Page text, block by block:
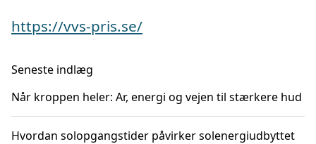
https://vvs-pris.se/
Seneste indlæg
Når kroppen heler: Ar, energi og vejen til stærkere hud
Hvordan solopgangstider påvirker solenergiudbyttet